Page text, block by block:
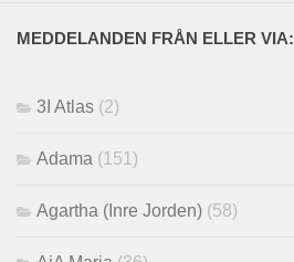
MEDDELANDEN FRÅN ELLER VIA:
3I Atlas (2)
Adama (151)
Agartha (Inre Jorden) (58)